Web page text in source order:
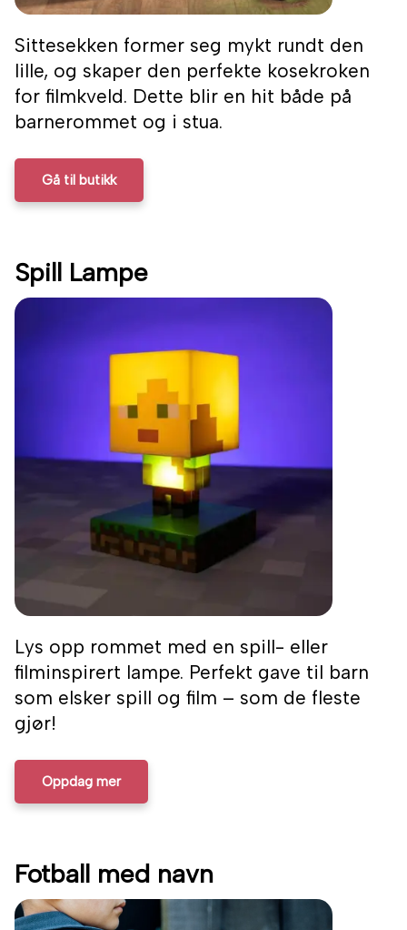
Sittesekken former seg mykt rundt den
lille, og skaper den perfekte kosekroken
for filmkveld. Dette blir en hit både på
barnerommet og i stua.
Gå til butikk
Spill Lampe
Lys opp rommet med en spill- eller
filminspirert lampe. Perfekt gave til barn
som elsker spill og film – som de fleste
gjør!
Oppdag mer
Fotball med navn